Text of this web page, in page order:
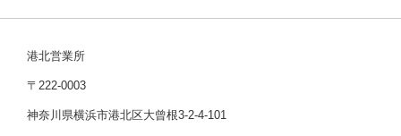
港北営業所
〒222-0003
神奈川県横浜市港北区大曾根3-2-4-101